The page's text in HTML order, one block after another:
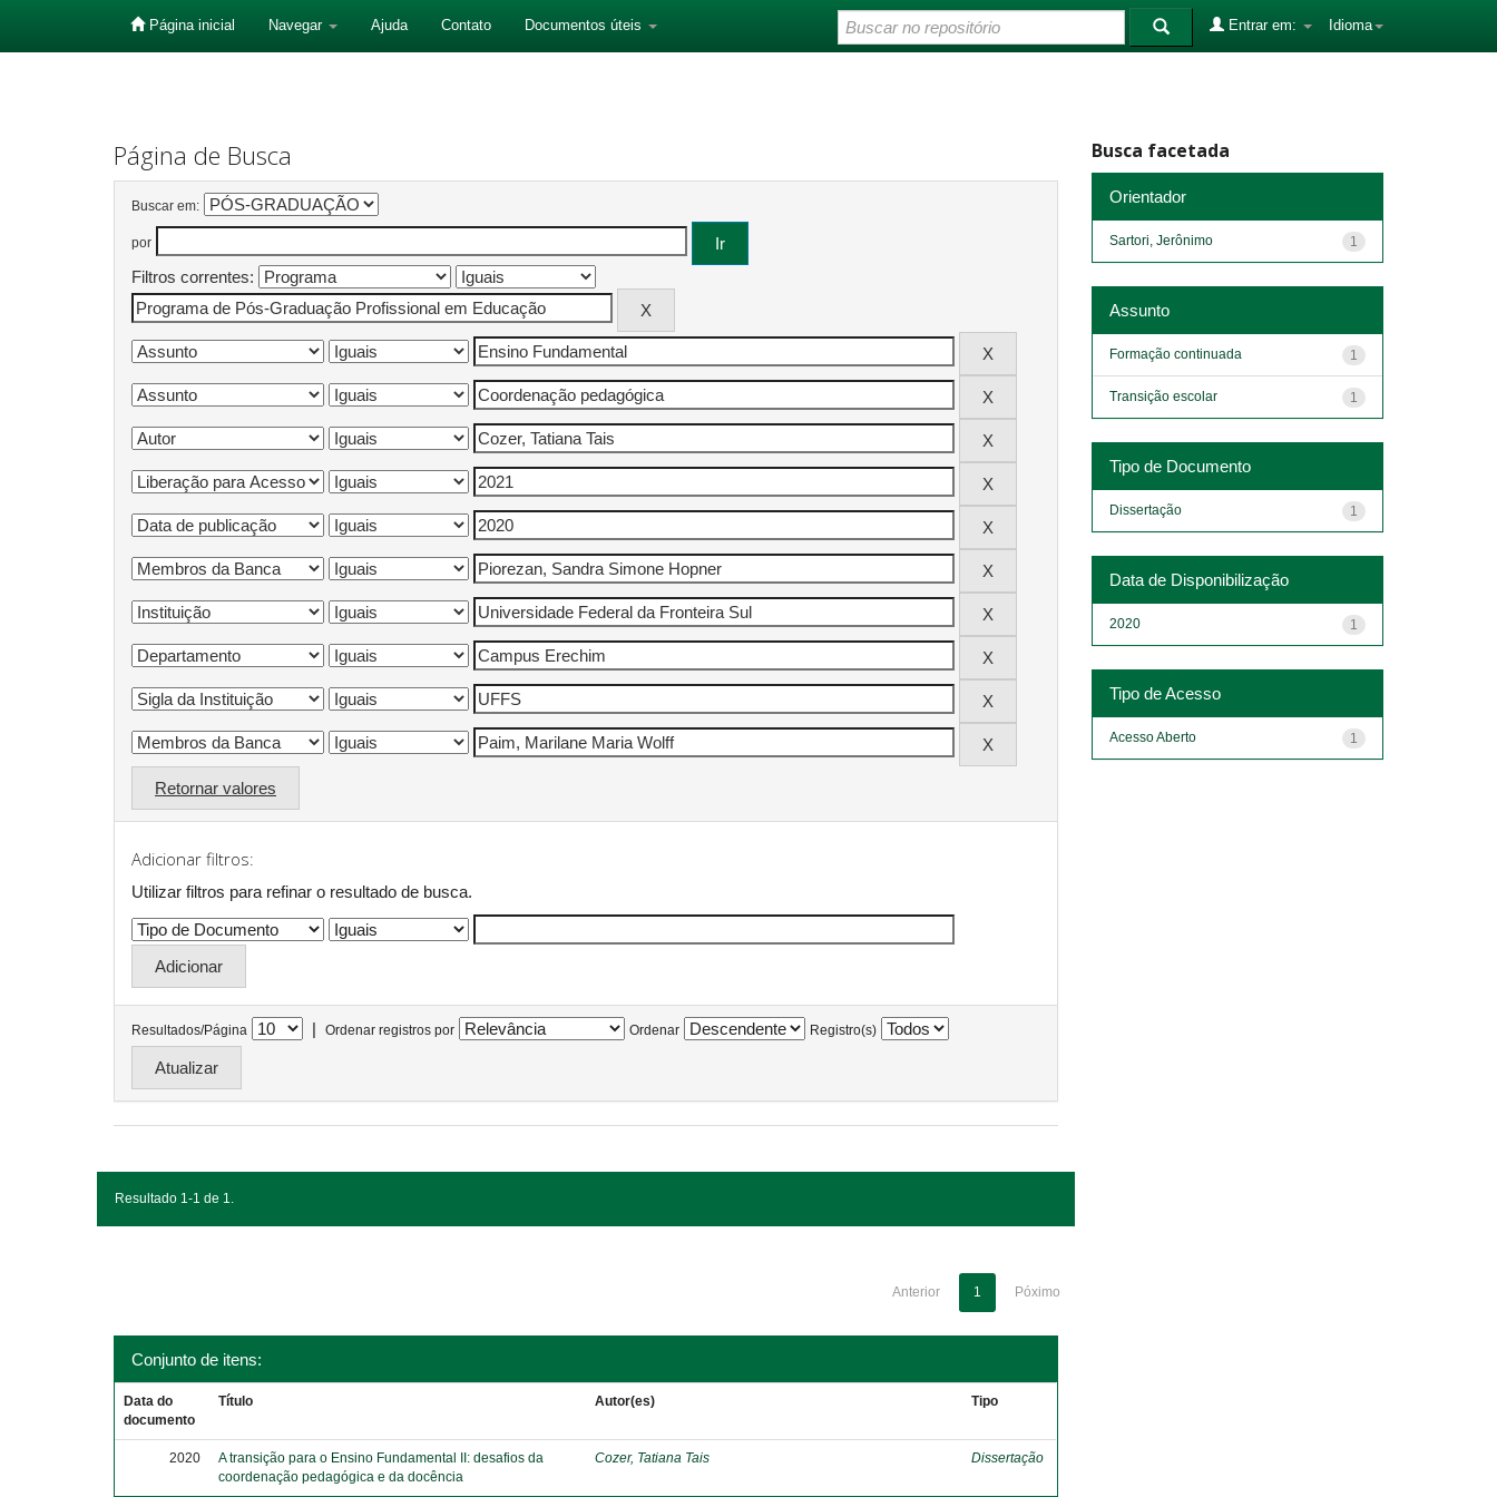
Página inicial Navegar Ajuda Contato Documentos úteis Idioma
Entrar em:
Página de Busca
Buscar em:
por
Filtros correntes:
Retornar valores
Adicionar filtros:
Utilizar filtros para refinar o resultado de busca.
Resultados/Página | Ordenar registros por Ordenar Registro(s)
Resultado 1-1 de 1.
Anterior 1 Póximo
Conjunto de itens:
Data do
documento
Título Autor(es) Tipo
2020
A transição para o Ensino Fundamental II: desafios da
coordenação pedagógica e da docência
Cozer, Tatiana Tais Dissertação
Busca facetada
Orientador
1
Sartori, Jerônimo
Assunto
1
Formação continuada
1
Transição escolar
Tipo de Documento
1
Dissertação
Data de Disponibilização
1
2020
Tipo de Acesso
1
Acesso Aberto